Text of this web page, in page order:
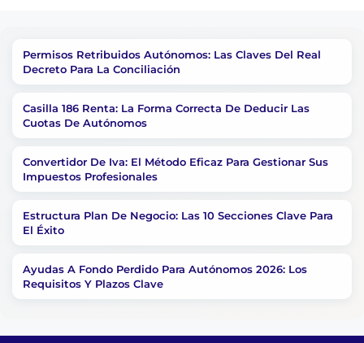
Permisos Retribuidos Autónomos: Las Claves Del Real
Decreto Para La Conciliación
Casilla 186 Renta: La Forma Correcta De Deducir Las
Cuotas De Autónomos
Convertidor De Iva: El Método Eficaz Para Gestionar Sus
Impuestos Profesionales
Estructura Plan De Negocio: Las 10 Secciones Clave Para
El Éxito
Ayudas A Fondo Perdido Para Autónomos 2026: Los
Requisitos Y Plazos Clave